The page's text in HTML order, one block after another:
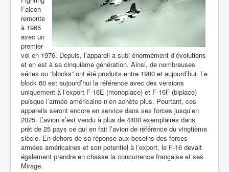
Falcon
remonte
à 1965
avec un
premier
vol en 1976. Depuis, l’appareil a subi énormément d’évolutions
et en est à sa cinquième génération. Ainsi, de nombreuses
séries ou “blocks” ont été produits entre 1980 et aujourd’hui. Le
block 60 est aujourd’hui la référence avec des versions
uniquement à l’export F-16E (monoplace) et F-16F (biplace)
puisque l’armée américaine n’en achète plus. Pourtant, ces
appareils seront encore en service dans ses forces jusqu’en
2025. L’avion s’est vendu à plus de 4400 exemplaires dans
prêt de 25 pays ce qui en fait l’avion de référence du vingtième
siècle. En dehors de sa réponse aux besoins des forces
armées américaines et son potentiel à l’export, le F-16 devait
également prendre en chasse la concurrence française et ses
Mirage.